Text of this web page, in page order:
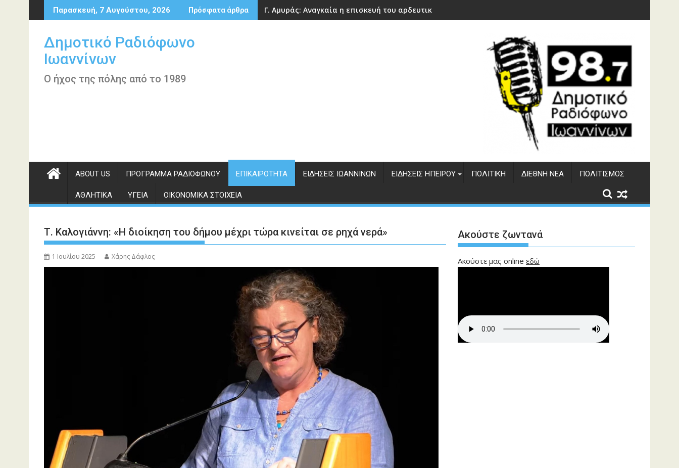
Περάστε
στο
Παρασκευή, 7 Αυγούστου, 2026 Πρόσφατα άρθρα Γ. Αμυράς: Αναγκαία η επισκευή του αρδευτικού φράγματος Αώου
Δημοτικό Ραδιόφωνο
Ιωαννίνων
Ο ήχος της πόλης από το 1989
ABOUT US ΠΡΌΓΡΑΜΜΑ ΡΑΔΙΟΦΏΝΟΥ ΕΠΙΚΑΙΡΌΤΗΤΑ ΕΙΔΉΣΕΙΣ ΙΩΑΝΝΊΝΩΝ ΕΙΔΉΣΕΙΣ ΗΠΕΊΡΟΥ ΠΟΛΙΤΙΚΉ ΔΙΕΘΝΉ ΝΈΑ ΠΟΛΙΤΙΣΜΌΣ
ΑΘΛΗΤΙΚΆ ΥΓΕΊΑ ΟΙΚΟΝΟΜΙΚΆ ΣΤΟΙΧΕΊΑ
Τ. Καλογιάννη: «Η διοίκηση του δήμου μέχρι τώρα κινείται σε ρηχά νερά»
1 Ιουλίου 2025 Χάρης Δάφλος
Ακούστε ζωντανά
Ακούστε μας online εδώ